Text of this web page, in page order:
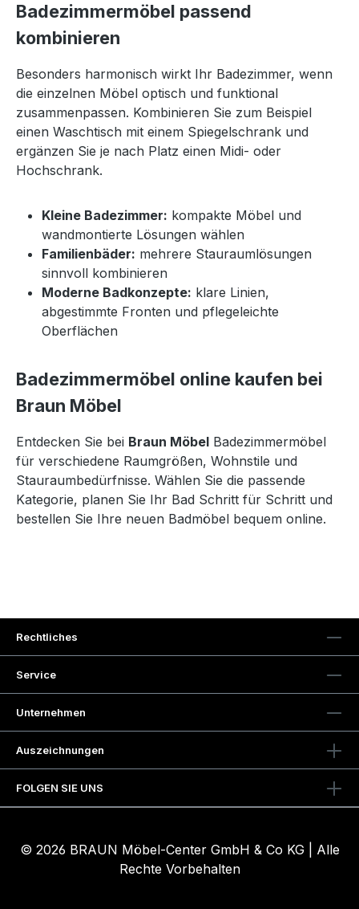
Badezimmermöbel passend
kombinieren
Besonders harmonisch wirkt Ihr Badezimmer, wenn
die einzelnen Möbel optisch und funktional
zusammenpassen. Kombinieren Sie zum Beispiel
einen Waschtisch mit einem Spiegelschrank und
ergänzen Sie je nach Platz einen Midi- oder
Hochschrank.
Kleine Badezimmer: kompakte Möbel und
wandmontierte Lösungen wählen
Familienbäder: mehrere Stauraumlösungen
sinnvoll kombinieren
Moderne Badkonzepte: klare Linien,
abgestimmte Fronten und pflegeleichte
Oberflächen
Badezimmermöbel online kaufen bei
Braun Möbel
Entdecken Sie bei Braun Möbel Badezimmermöbel
für verschiedene Raumgrößen, Wohnstile und
Stauraumbedürfnisse. Wählen Sie die passende
Kategorie, planen Sie Ihr Bad Schritt für Schritt und
bestellen Sie Ihre neuen Badmöbel bequem online.
Rechtliches
Service
Unternehmen
Auszeichnungen
FOLGEN SIE UNS
© 2026 BRAUN Möbel-Center GmbH & Co KG | Alle
Rechte Vorbehalten